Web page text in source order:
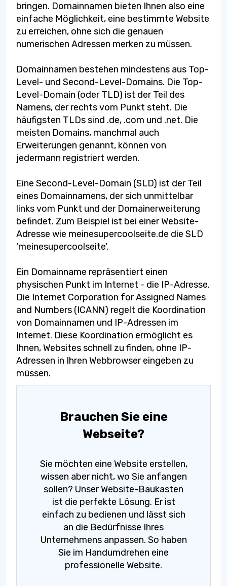
bringen. Domainnamen bieten Ihnen also eine
einfache Möglichkeit, eine bestimmte Website
zu erreichen, ohne sich die genauen
numerischen Adressen merken zu müssen.
Domainnamen bestehen mindestens aus Top-
Level- und Second-Level-Domains. Die Top-
Level-Domain (oder TLD) ist der Teil des
Namens, der rechts vom Punkt steht. Die
häufigsten TLDs sind .de, .com und .net. Die
meisten Domains, manchmal auch
Erweiterungen genannt, können von
jedermann registriert werden.
Eine Second-Level-Domain (SLD) ist der Teil
eines Domainnamens, der sich unmittelbar
links vom Punkt und der Domainerweiterung
befindet. Zum Beispiel ist bei einer Website-
Adresse wie meinesupercoolseite.de die SLD
'meinesupercoolseite'.
Ein Domainname repräsentiert einen
physischen Punkt im Internet - die IP-Adresse.
Die Internet Corporation for Assigned Names
and Numbers (ICANN) regelt die Koordination
von Domainnamen und IP-Adressen im
Internet. Diese Koordination ermöglicht es
Ihnen, Websites schnell zu finden, ohne IP-
Adressen in Ihren Webbrowser eingeben zu
müssen.
Brauchen Sie eine
Webseite?
Sie möchten eine Website erstellen,
wissen aber nicht, wo Sie anfangen
sollen? Unser Website-Baukasten
ist die perfekte Lösung. Er ist
einfach zu bedienen und lässt sich
an die Bedürfnisse Ihres
Unternehmens anpassen. So haben
Sie im Handumdrehen eine
professionelle Website.